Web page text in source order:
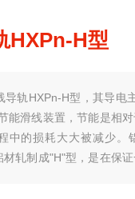
HXPn-H型
导轨HXPn-H型，其导电
能滑线装置，节能是相
中的损耗大大被减少。
轧制成"H"型，是在保